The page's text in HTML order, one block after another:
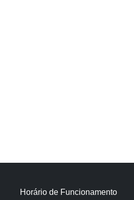
Horário de Funcionamento